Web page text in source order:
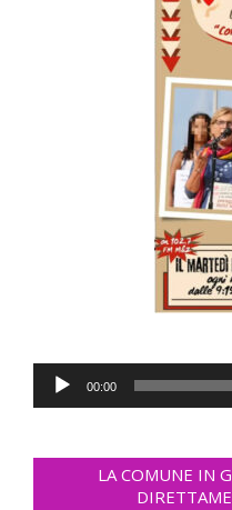
Audio
Player
00:00
LA COMUNE IN